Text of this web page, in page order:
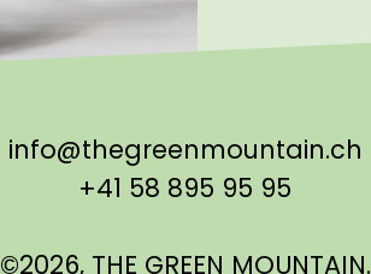
info@thegreenmountain.ch
+41 58 895 95 95
©2026, THE GREEN MOUNTAIN.